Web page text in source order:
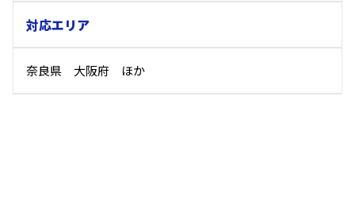
対応エリア
奈良県 大阪府 ほか